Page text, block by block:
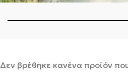
Δεν βρέθηκε κανένα προϊόν που